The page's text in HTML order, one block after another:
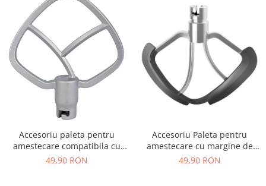
Accesoriu paleta pentru
amestecare compatibila cu
robotii de bucatarie Starcrest
49,90 RON
Accesoriu Paleta pentru
amestecare cu margine de
silicon compatibila cu robotii
49,90 RON